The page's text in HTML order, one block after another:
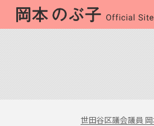
世田谷区議会議員